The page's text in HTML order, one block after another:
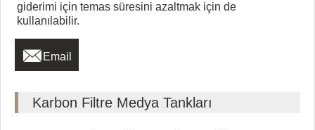
giderimi için temas süresini azaltmak için de
kullanılabilir.
 Email
Karbon Filtre Medya Tankları